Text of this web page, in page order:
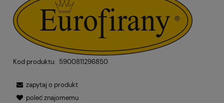
Kod produktu: 5900811296850
zapytaj o produkt
poleć znajomemu